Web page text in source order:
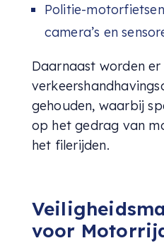
Politie-
camera’s en
Daarnaast worden
gehouden, waarbij
op het gedrag van
het filerijden.
voor